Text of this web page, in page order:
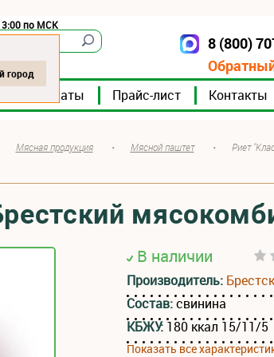
по МСК
Прайс-лист Контакты
8 (800)
город
Мясная продукция • Мясной паштет • Риет
В наличии
Производитель:
Состав:свинина
КБЖУ: 180 ккал 15/11/5
Показать все